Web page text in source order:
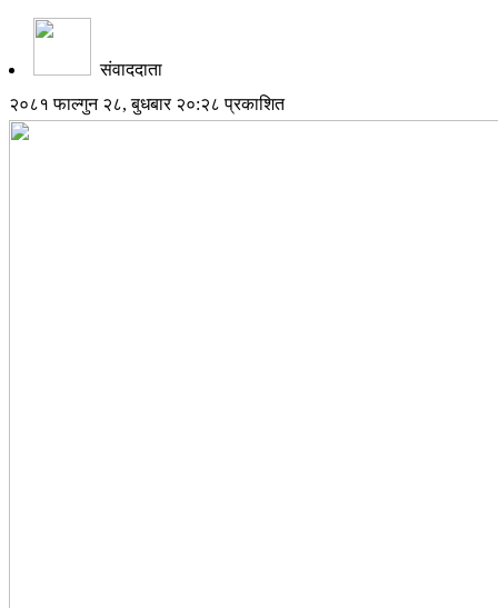
संवाददाता
२०८१ फाल्गुन २८, बुधबार २०:२८ प्रकाशित